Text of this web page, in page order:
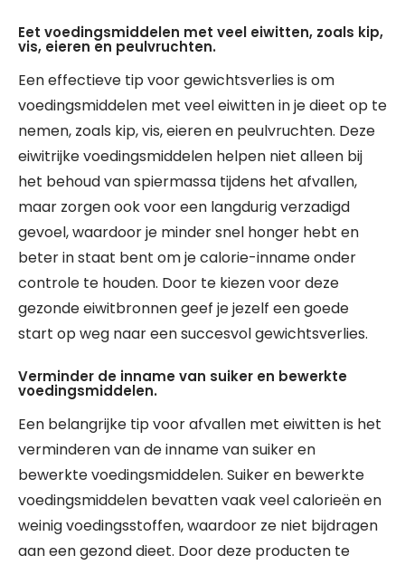
Eet voedingsmiddelen met veel eiwitten, zoals kip,
vis, eieren en peulvruchten.
Een effectieve tip voor gewichtsverlies is om
voedingsmiddelen met veel eiwitten in je dieet op te
nemen, zoals kip, vis, eieren en peulvruchten. Deze
eiwitrijke voedingsmiddelen helpen niet alleen bij
het behoud van spiermassa tijdens het afvallen,
maar zorgen ook voor een langdurig verzadigd
gevoel, waardoor je minder snel honger hebt en
beter in staat bent om je calorie-inname onder
controle te houden. Door te kiezen voor deze
gezonde eiwitbronnen geef je jezelf een goede
start op weg naar een succesvol gewichtsverlies.
Verminder de inname van suiker en bewerkte
voedingsmiddelen.
Een belangrijke tip voor afvallen met eiwitten is het
verminderen van de inname van suiker en
bewerkte voedingsmiddelen. Suiker en bewerkte
voedingsmiddelen bevatten vaak veel calorieën en
weinig voedingsstoffen, waardoor ze niet bijdragen
aan een gezond dieet. Door deze producten te